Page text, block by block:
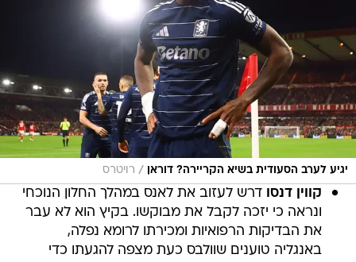
יגיע לערב הסעודית בשיא הקריירה? דוראן / רויטרס
קווין דנסו דרש לעזוב את לאנס במהלך החלון הנוכחי
ונראה כי יזכה לקבל את מבוקשו. בקיץ הוא לא עבר
את הבדיקות הרפואיות ומכירתו לרומא נפלה,
באנגליה טוענים שוולבס כעת מצפה להגעתו כדי